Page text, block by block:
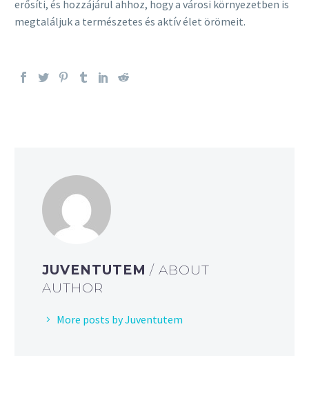
erősíti, és hozzájárul ahhoz, hogy a városi környezetben is
megtaláljuk a természetes és aktív élet örömeit.
JUVENTUTEM/ ABOUT
AUTHOR
More posts by Juventutem